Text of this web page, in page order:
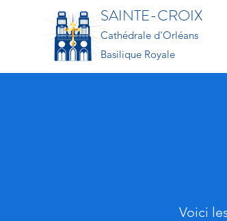
SAINTE-CROIX
Cathédrale d'Orléans
Basilique Royale
Voici